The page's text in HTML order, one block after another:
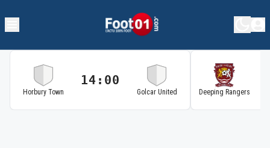
Horbury Town
14:00
Golcar United Deeping Rangers